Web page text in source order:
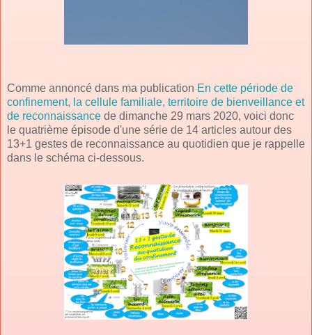
Comme annoncé dans ma publication En cette période de
confinement, la cellule familiale, territoire de bienveillance et
de reconnaissance de dimanche 29 mars 2020, voici donc
le quatrième épisode d'une série de 14 articles autour des
13+1 gestes de reconnaissance au quotidien que je rappelle
dans le schéma ci-dessous.